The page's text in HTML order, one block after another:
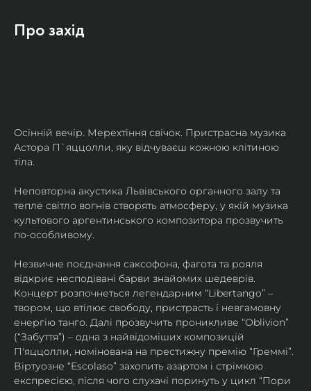
Про захід
Осінній вечір. Мерехтіння свічок. Пристрасна музика
Астора П`яццолли, яку відчуваєш кожною клітиною
тіла.
Неповторна акустика Львівського органного залу та
тепле світло вогнів створять атмосферу, у якій музика
культового аргентинського композитора прозвучить
по-особливому.
Незвичне поєднання саксофона, фагота та рояля
відкриє несподівані барви знайомих шедеврів.
Концерт розпочнеться легендарним “Libertango” –
твором, що втілює свободу, пристрасть і невгамовну
енергію танго. Далі прозвучить проникливе “Oblivion”
(“Забуття”) – одна з найвідоміших композицій
П'яццолли, номінована на престижну премію “Греммі”.
Віртуозне “Escolaso” захопить азартом і стрімкою
експресією, після чого слухачі поринуть у цикл “Пори